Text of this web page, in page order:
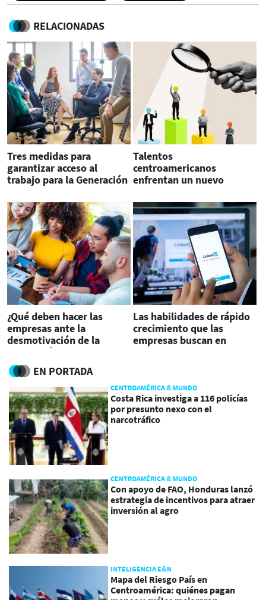
RELACIONADAS
Tres medidas para
garantizar acceso al
trabajo para la Generación
Talentos
centroamericanos
enfrentan un nuevo
¿Qué deben hacer las
empresas ante la
desmotivación de la
Generación Z?
Las habilidades de rápido
crecimiento que las
empresas buscan en
EN PORTADA
CENTROAMÉRICA & MUNDO
Costa Rica investiga a 116 policías
por presunto nexo con el
narcotráfico
CENTROAMÉRICA & MUNDO
Con apoyo de FAO, Honduras lanzó
estrategia de incentivos para atraer
inversión al agro
INTELIGENCIA E&N
Mapa del Riesgo País en
Centroamérica: quiénes pagan